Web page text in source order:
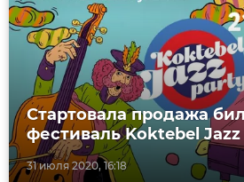
31 июля 2020, 16:18
Стартовала продажа
фестиваль Koktebel